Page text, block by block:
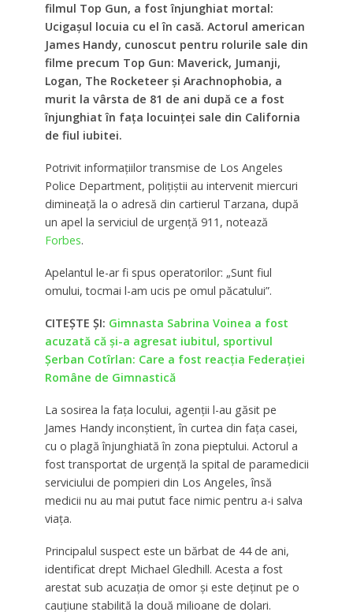
filmul Top Gun, a fost înjunghiat mortal:
Ucigașul locuia cu el în casă. Actorul american
James Handy, cunoscut pentru rolurile sale din
filme precum Top Gun: Maverick, Jumanji,
Logan, The Rocketeer și Arachnophobia, a
murit la vârsta de 81 de ani după ce a fost
înjunghiat în fața locuinței sale din California
de fiul iubitei.
Potrivit informațiilor transmise de Los Angeles
Police Department, polițiștii au intervenit miercuri
dimineață la o adresă din cartierul Tarzana, după
un apel la serviciul de urgență 911, notează
Forbes.
Apelantul le-ar fi spus operatorilor: „Sunt fiul
omului, tocmai l-am ucis pe omul păcatului”.
CITEȘTE ȘI: Gimnasta Sabrina Voinea a fost
acuzată că și-a agresat iubitul, sportivul
Șerban Cotîrlan: Care a fost reacția Federației
Române de Gimnastică
La sosirea la fața locului, agenții l-au găsit pe
James Handy inconștient, în curtea din fața casei,
cu o plagă înjunghiată în zona pieptului. Actorul a
fost transportat de urgență la spital de paramedicii
serviciului de pompieri din Los Angeles, însă
medicii nu au mai putut face nimic pentru a-i salva
viața.
Principalul suspect este un bărbat de 44 de ani,
identificat drept Michael Gledhill. Acesta a fost
arestat sub acuzația de omor și este deținut pe o
cauțiune stabilită la două milioane de dolari.